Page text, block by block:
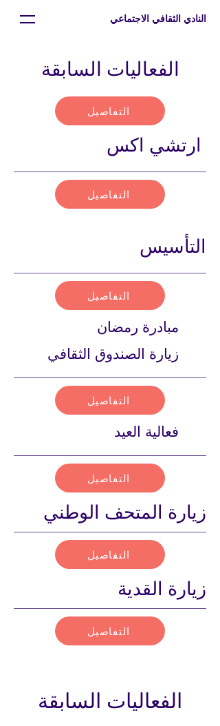
النادي الثقافي الاجتماعي
الفعاليات السابقة
التفاصيل
التفاصيل
التأسيس
التفاصيل
مبادرة رمضان
زيارة الصندوق الثقافي
التفاصيل
فعالية العيد
التفاصيل
زيارة المتحف الوطني
التفاصيل
زيارة القدية
التفاصيل
الفعاليات السابقة